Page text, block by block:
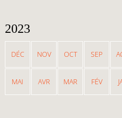
2023
DÉC NOV OCT SEP
MAI AVR MAR FÉV